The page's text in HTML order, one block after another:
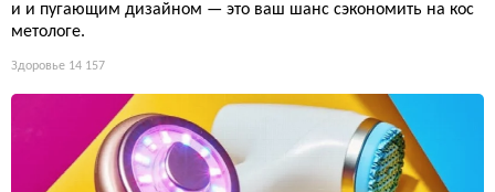
и и пугающим дизайном — это ваш шанс сэкономить на кос
метологе.
Здоровье 14 157